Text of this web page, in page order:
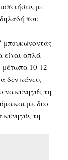
με
που
μπουκώνοντας
είναι απλά
μέτωπα 10-12
δεν κάνεις
να κυνηγάς τη
και με δυο
κυνηγάς τη